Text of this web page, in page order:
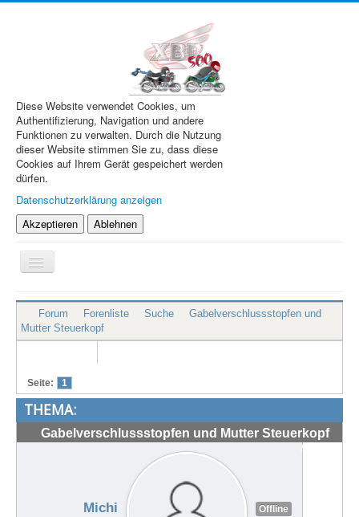
Diese Website verwendet Cookies, um
Authentifizierung, Navigation und andere
Funktionen zu verwalten. Durch die Nutzung
dieser Website stimmen Sie zu, dass diese
Cookies auf Ihrem Gerät gespeichert werden
dürfen.
Datenschutzerklärung anzeigen
Akzeptieren
Ablehnen
Navigation
an/aus
XBR.de
Technik
Treffen & Touren
Cafe-Ecke
Suche
Forum Forenliste Suche
Gabelverschlussstopfen und
Mutter Steuerkopf
Seite: 1
THEMA:
Gabelverschlussstopfen und Mutter Steuerkopf
#72149
Michi Offline